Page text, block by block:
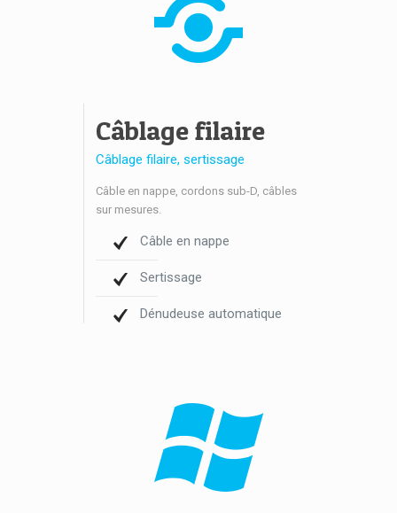
Câblage filaire
Câblage filaire, sertissage
Câble en nappe, cordons sub-D, câbles
sur mesures.
Câble en nappe
Sertissage
Dénudeuse automatique